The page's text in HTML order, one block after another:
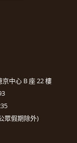
中心 B 座 22 樓
眾假期除外)